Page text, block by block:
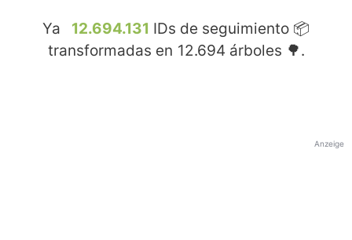
Ya 12.694.131 IDs de seguimiento 📦
transformadas en 12.694 árboles 🌳.
Anzeige